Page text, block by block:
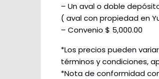
– Un aval o doble
( aval con propiedad en
– Convenio $ 5,000.00
*Los precios pueden
términos y condiciones,
*Nota de conformidad